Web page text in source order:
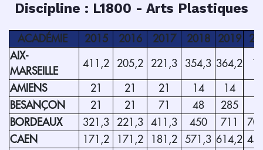
Discipline : L1800 - Arts Plastiques
ACADÉMIE 2015 2016 2017 2018 2019
AIX-
MARSEILLE
411,2 205,2 221,3 354,3 364,2
AMIENS 21 21 21 14 14
BESANÇON
21 21 71 48 285
BORDEAUX
321,3 221,3 411,3 450 711
CAEN
171,2 171,2 181,2 571,3 614,2